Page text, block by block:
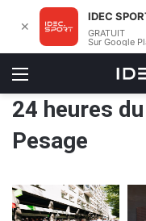
Menu
24 heures
Pesage
✕
IDEC
GRATUIT
Sur Google